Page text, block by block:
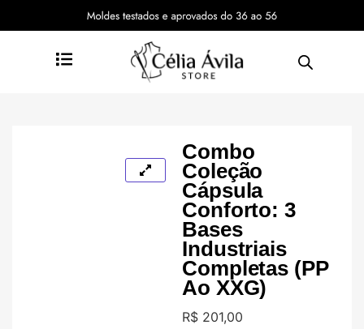
Combo
Coleção
Cápsula
Conforto: 3
Bases
Industriais
Completas (PP
Ao XXG)
R$ 201,00